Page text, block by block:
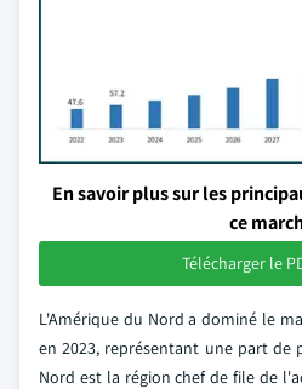
En savoir plus sur les
ce
Télécharger le
L'Amérique du Nord a dominé le
en 2023, représentant une part de
Nord est la région chef de file de